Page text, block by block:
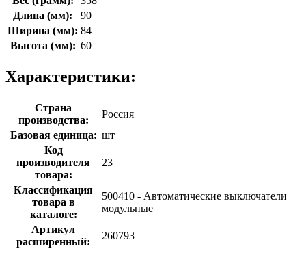
Длина (мм):
90
Ширина (мм): 84
Высота (мм): 60
Характеристики:
Страна
производства:
Россия
Базовая единица: шт
Код
производителя
товара:
23
Классификация
товара в
каталоге:
500410 - Автоматические выключатели
модульные
Артикул
расширенный:
260793